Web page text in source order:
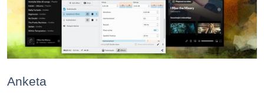
Anketa